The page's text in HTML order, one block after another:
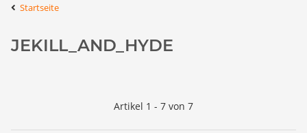
Startseite
JEKILL_AND_HYDE
Artikel 1 - 7 von 7